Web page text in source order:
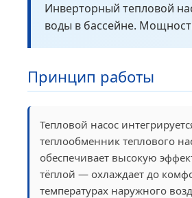
Инверторный тепловой
воды в бассейне.
Принцип работы
Тепловой насос
теплообменник теплового
обеспечивает высокую
тёплой — охлаждает до
температурах наружного